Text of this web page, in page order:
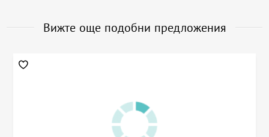
Вижте още подобни предложения